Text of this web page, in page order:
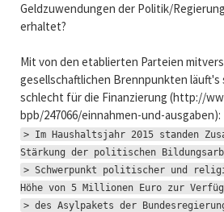
Geldzuwendungen der Politik/
erhaltet?
Mit von den etablierten Parteien
gesellschaftlichen Brennpunkten läuft's
schlecht für die Finanzierung (http://
bpb/247066/einnahmen-und-ausgaben):
> Im Haushaltsjahr 2015 standen
Stärkung der politischen
> Schwerpunkt politischer und
Höhe von 5 Millionen Euro zur
> des Asylpakets der